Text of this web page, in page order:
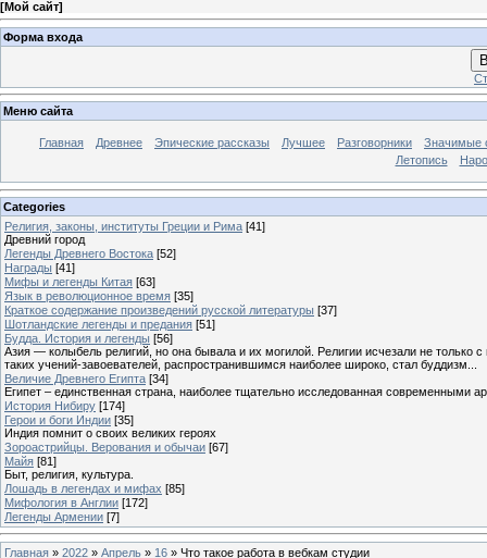
[Мой сайт]
Форма входа
Меню сайта
Главная Древнее Эпические рассказы Лучшее Разговорники
Значимые
Летопись
Categories
Религия, законы, институты Греции и Рима [41]
Древний город
Легенды Древнего Востока [52]
Награды [41]
Мифы и легенды Китая [63]
Язык в революционное время [35]
Краткое содержание произведений русской литературы [37]
Шотландские легенды и предания [51]
Будда. История и легенды [56]
Азия — колыбель религий, но она бывала и их могилой. Религии исчезали не
таких учений-завоевателей, распространившимся наиболее широко, стал буддизм...
Величие Древнего Египта [34]
Египет – единственная страна, наиболее тщательно исследованная современными
История Нибиру [174]
Герои и боги Индии [35]
Индия помнит о своих великих героях
Зороастрийцы. Верования и обычаи [67]
Майя [81]
Быт, религия, культура.
Лошадь в легендах и мифах [85]
Мифология в Англии [172]
Легенды Армении [7]
Главная » 2022 » Апрель » 16 » Что такое работа в вебкам студии